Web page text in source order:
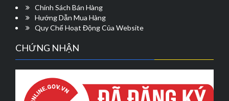
Chính Sách Bán Hàng
Hướng Dẫn Mua Hàng
Quy Chế Hoạt Động Của Website
CHỨNG NHẬN